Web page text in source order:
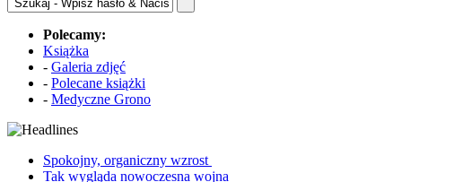
Polecamy:
Książka
- Galeria zdjęć
- Polecane książki
- Medyczne Grono
Spokojny, organiczny wzrost
Tak wygląda nowoczesna wojna